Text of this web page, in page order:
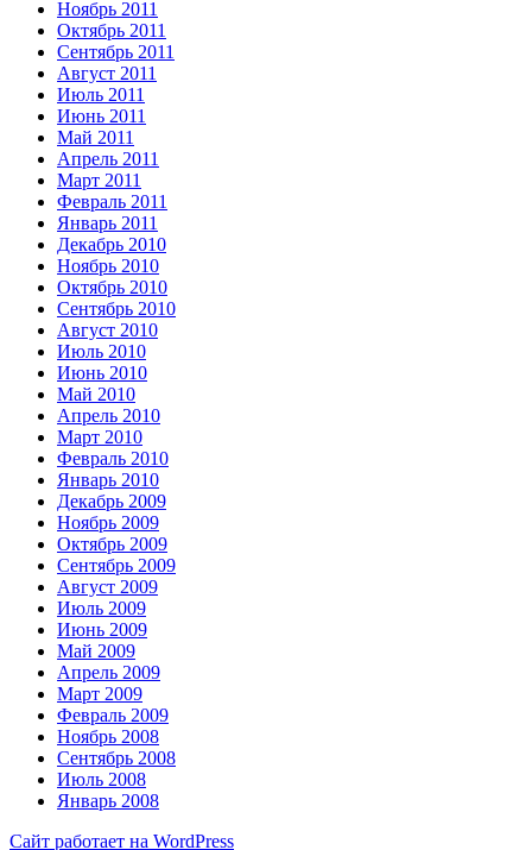
Ноябрь 2011
Октябрь 2011
Сентябрь 2011
Август 2011
Июль 2011
Июнь 2011
Май 2011
Апрель 2011
Март 2011
Февраль 2011
Январь 2011
Декабрь 2010
Ноябрь 2010
Октябрь 2010
Сентябрь 2010
Август 2010
Июль 2010
Июнь 2010
Май 2010
Апрель 2010
Март 2010
Февраль 2010
Январь 2010
Декабрь 2009
Ноябрь 2009
Октябрь 2009
Сентябрь 2009
Август 2009
Июль 2009
Июнь 2009
Май 2009
Апрель 2009
Март 2009
Февраль 2009
Ноябрь 2008
Сентябрь 2008
Июль 2008
Январь 2008
Сайт работает на WordPress